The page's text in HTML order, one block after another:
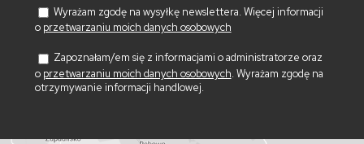
Wyrażam zgodę na wysyłkę newslettera. Więcej informacji
o przetwarzaniu moich danych osobowych
Zapoznałam/em się z informacjami o administratorze oraz
o przetwarzaniu moich danych osobowych. Wyrażam zgodę na
otrzymywanie informacji handlowej.